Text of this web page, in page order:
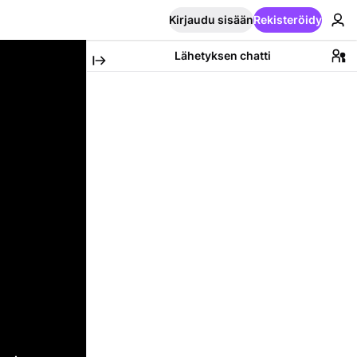
Kirjaudu sisäänRekisteröidy
Lähetyksen chatti